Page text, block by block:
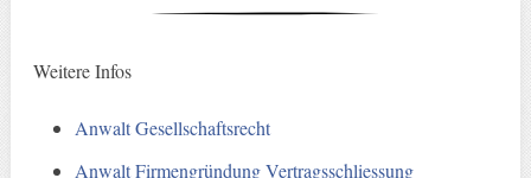
Weitere Infos
Anwalt Gesellschaftsrecht
Anwalt Firmengründung Vertragsschliessung